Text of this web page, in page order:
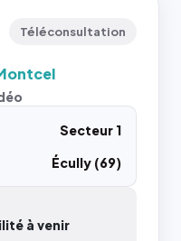
Téléconsultation
Secteur 1
Écully (69)
à venir